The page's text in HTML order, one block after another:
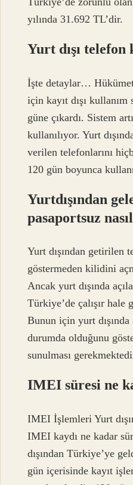
yılında 31.692 TL’dir.
Yurt dışı telefon
İşte detaylar…
için kayıt dışı
güne çıkardı. Sistem
kullanılıyor. Yurt
verilen telefonlarını
120 gün boyunca
Yurtdışından
pasaportsuz
Yurt dışından getirilen
göstermeden kilidini
Ancak yurt dışında
Türkiye’de çalışır
Bunun için yurt dışında
durumda olduğunu
sunulması
IMEI süresi ne
IMEI İşlemleri Yurt
IMEI kaydı ne kadar
dışından Türkiye’ye
gün içerisinde kayıt